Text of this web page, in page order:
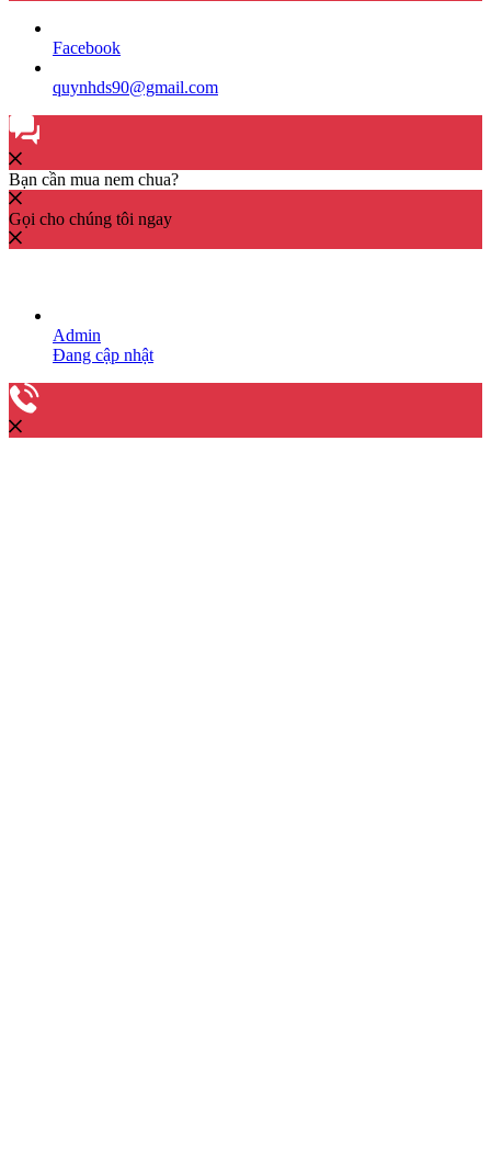
Facebook
quynhds90@gmail.com
Bạn cần mua nem chua?
Gọi cho chúng tôi ngay
Admin
Đang cập nhật